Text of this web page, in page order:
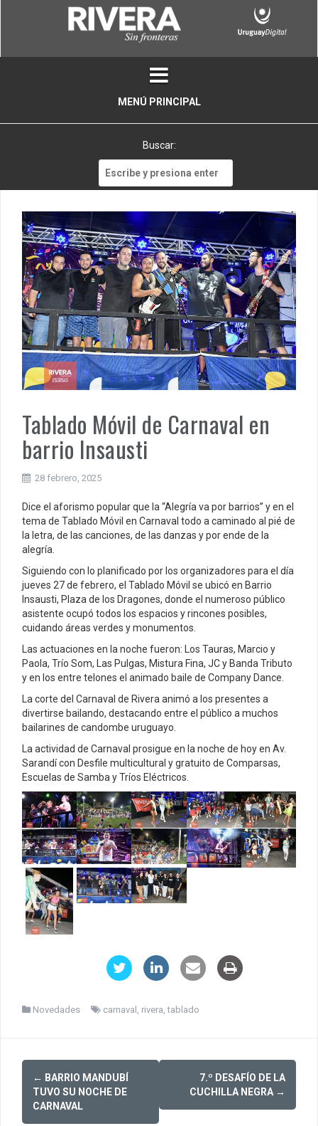
MENÚ PRINCIPAL
Buscar:
Tablado Móvil de Carnaval en
barrio Insausti
28 febrero, 2025
Dice el aforismo popular que la “Alegría va por barrios” y en el
tema de Tablado Móvil en Carnaval todo a caminado al pié de
la letra, de las canciones, de las danzas y por ende de la
alegría.
Siguiendo con lo planificado por los organizadores para el día
jueves 27 de febrero, el Tablado Móvil se ubicó en Barrio
Insausti, Plaza de los Dragones, donde el numeroso público
asistente ocupó todos los espacios y rincones posibles,
cuidando áreas verdes y monumentos.
Las actuaciones en la noche fueron: Los Tauras, Marcio y
Paola, Trío Som, Las Pulgas, Mistura Fina, JC y Banda Tributo
y en los entre telones el animado baile de Company Dance.
La corte del Carnaval de Rivera animó a los presentes a
divertirse bailando, destacando entre el público a muchos
bailarines de candombe uruguayo.
La actividad de Carnaval prosigue en la noche de hoy en Av.
Sarandí con Desfile multicultural y gratuito de Comparsas,
Escuelas de Samba y Tríos Eléctricos.
Novedades carnaval rivera ,tablado
Post
navigation
← BARRIO MANDUBÍ
TUVO SU NOCHE DE
CARNAVAL
7.º DESAFÍO DE LA
CUCHILLA NEGRA →